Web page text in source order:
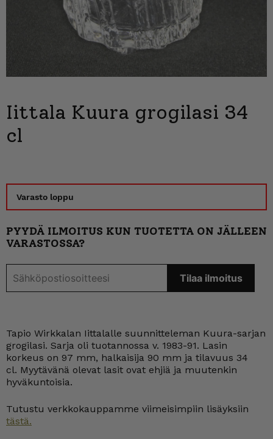
Iittala Kuura grogilasi 34
cl
Varasto loppu
PYYDÄ ILMOITUS KUN TUOTETTA ON JÄLLEEN
VARASTOSSA?
Tapio Wirkkalan Iittalalle suunnitteleman Kuura-sarjan
grogilasi. Sarja oli tuotannossa v. 1983-91. Lasin
korkeus on 97 mm, halkaisija 90 mm ja tilavuus 34
cl. Myytävänä olevat lasit ovat ehjiä ja muutenkin
hyväkuntoisia.
Tutustu verkkokauppamme viimeisimpiin lisäyksiin
tästä.